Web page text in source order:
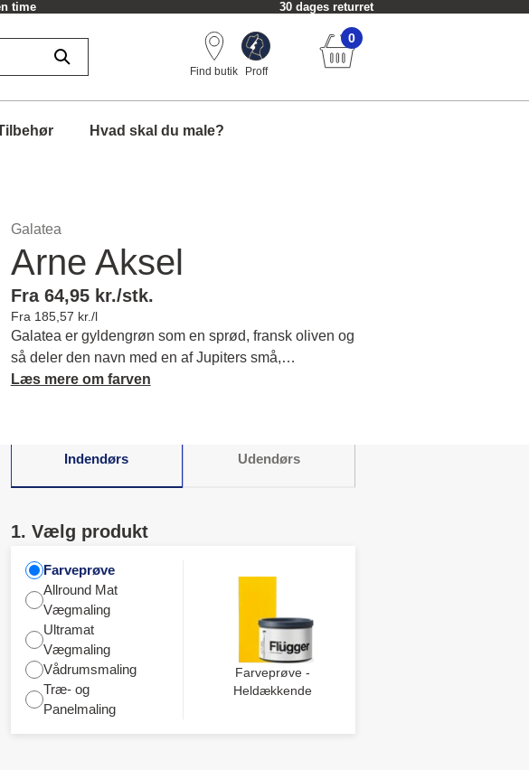
time 30 dages returret
Find butik Proff
0
Hvad skal du male?
Galatea
Arne Aksel
Fra 64,95 kr./stk.
Fra 185,57 kr./l
Galatea er gyldengrøn som en sprød, fransk oliven og
så deler den navn med en af Jupiters små,
uregelmæssige måner, som ikke får nær så meget
designvirksomheden ARNE AKSEL.
Læs mere om farven
Indendørs Udendørs
1. Vælg produkt
Farveprøve
Allround Mat
Vægmaling
Ultramat
Vægmaling
Vådrumsmaling
Træ- og
Panelmaling
Farveprøve -
Heldækkende